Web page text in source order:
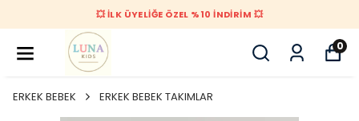
💥 İLK ÜYELİĞE ÖZEL %10 İNDİRİM 💥
0
ERKEK BEBEK ERKEK BEBEK TAKIMLAR